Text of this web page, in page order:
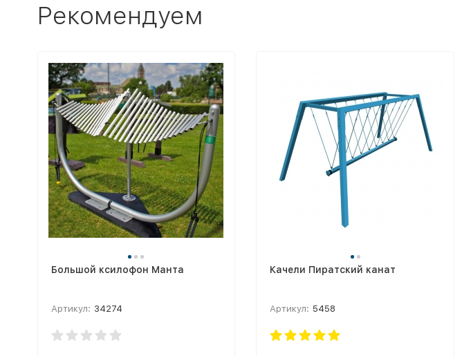
Рекомендуем
Большой ксилофон Манта
Артикул: 34274
Качели Пиратский канат
Артикул: 5458